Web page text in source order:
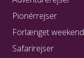
Pionérrejser
Forlænget weekend
Safarirejser